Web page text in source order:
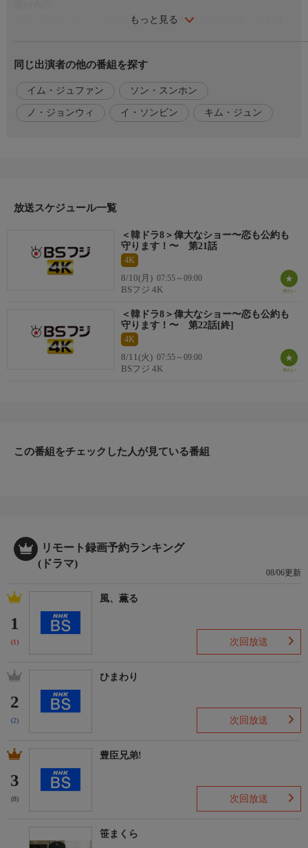
もっと見る
逆境の中でもデハンは自分らしいやり方で支持率単独１位を獲
る。
しかし、ダジョンの実の父親について事実をジュンホに知られる
ことになる。
口外しない代わりに立候補を辞退するようジュンホに迫られたデ
(全22話・字幕)
ソン・スンホン
イ・ソンビン
イム・ジュファン
キム・ジュン
パク・イェナ
おしらせ
＊この番組はＨＤ放送からのアップコンバートです。
同じ出演者の他の番組を探す
イム・ジュファン ソン・スンホン
ノ・ジョンウィ イ・ソンビン キム・ジュン
放送スケジュール一覧
＜韓ドラ8＞偉大なショー〜恋も公約も
守ります！〜 第21話
4K
8/10(月) 07:55～09:00
BSフジ 4K
＜韓ドラ8＞偉大なショー〜恋も公約も
守ります！〜 第22話[終]
4K
8/11(火) 07:55～09:00
BSフジ 4K
この番組をチェックした人が見ている番組
リモート録画予約ランキング
(ドラマ)
08/06更新
1
(1)
風、薫る
次回放送
2
(2)
ひまわり
次回放送
3
(8)
豊臣兄弟!
次回放送
笹まくら